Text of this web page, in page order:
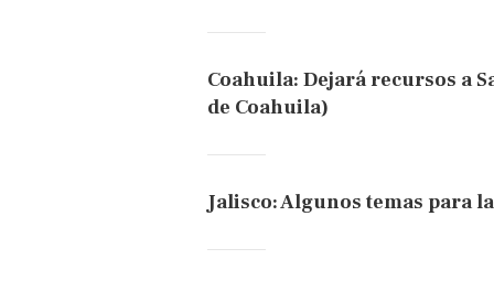
Coahuila: Dejará recursos a
de Coahuila)
Jalisco: Algunos temas para